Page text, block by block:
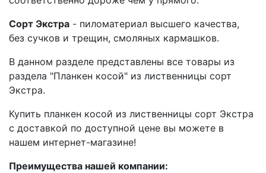
Сорт Экстра - пиломатериал высшего качества,
без сучков и трещин, смоляных кармашков.
В данном разделе представлены все товары из
раздела "Планкен косой" из лиственницы сорт
Экстра.
Купить планкен косой из лиственницы сорт Экстра
с доставкой по доступной цене вы можете в
нашем интернет-магазине!
Преимущества нашей компании: